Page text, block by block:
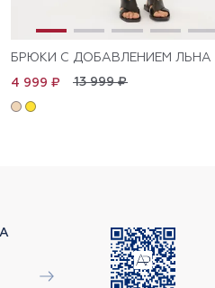
БРЮКИ С ДОБАВЛЕНИЕМ ЛЬНА
13 999 ₽
4 999 ₽